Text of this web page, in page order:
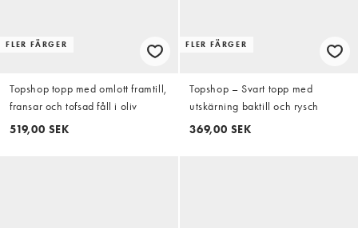
FLER FÄRGER
Topshop topp med omlott framtill,
fransar och tofsad fåll i oliv
519,00 SEK
FLER FÄRGER
Topshop – Svart topp med
utskärning baktill och rysch
369,00 SEK